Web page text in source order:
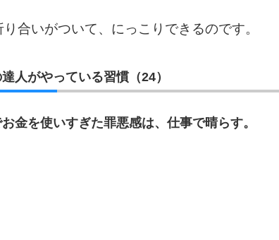
合いがついて、にっこりできるのです。
人がやっている習慣（24）
金を使いすぎた罪悪感は、仕事で晴らす。